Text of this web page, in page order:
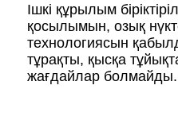
Ішкі құрылым
қосылымын, озық
технологиясын
тұрақты, қысқа
жағдайлар болмайды.